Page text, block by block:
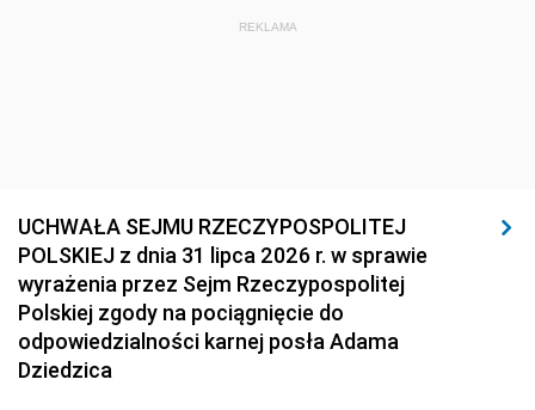
REKLAMA
UCHWAŁA SEJMU RZECZYPOSPOLITEJ
POLSKIEJ z dnia 31 lipca 2026 r. w sprawie
wyrażenia przez Sejm Rzeczypospolitej
Polskiej zgody na pociągnięcie do
odpowiedzialności karnej posła Adama
Dziedzica